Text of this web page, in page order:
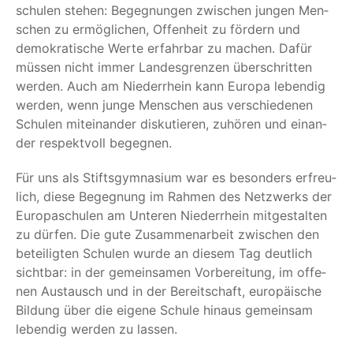
schu­len ste­hen: Begeg­nun­gen zwi­schen jun­gen Men­
schen zu ermög­li­chen, Offen­heit zu för­dern und
demo­kra­ti­sche Wer­te erfahr­bar zu machen. Dafür
müs­sen nicht immer Lan­des­gren­zen über­schrit­ten
wer­den. Auch am Nie­der­rhein kann Euro­pa leben­dig
wer­den, wenn jun­ge Men­schen aus ver­schie­de­nen
Schu­len mit­ein­an­der dis­ku­tie­ren, zuhö­ren und ein­an­
der respekt­voll begegnen.
Für uns als Stifts­gym­na­si­um war es beson­ders erfreu­
lich, die­se Begeg­nung im Rah­men des Netz­werks der
Euro­pa­schu­len am Unte­ren Nie­der­rhein mit­ge­stal­ten
zu dür­fen. Die gute Zusam­men­ar­beit zwi­schen den
betei­lig­ten Schu­len wur­de an die­sem Tag deut­lich
sicht­bar: in der gemein­sa­men Vor­be­rei­tung, im offe­
nen Aus­tausch und in der Bereit­schaft, euro­päi­sche
Bil­dung über die eige­ne Schu­le hin­aus gemein­sam
leben­dig wer­den zu lassen.